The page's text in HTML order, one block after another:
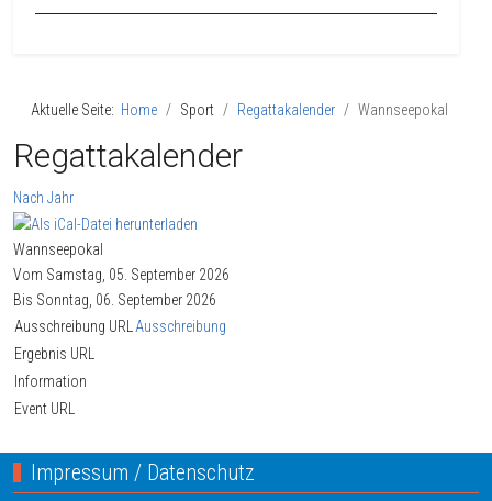
Aktuelle Seite: Home Sport Regattakalender Wannseepokal
Regattakalender
Nach Jahr
Wannseepokal
Vom Samstag, 05. September 2026
Bis Sonntag, 06. September 2026
Ausschreibung URL
Ausschreibung
Ergebnis URL
Information
Event URL
Impressum / Datenschutz